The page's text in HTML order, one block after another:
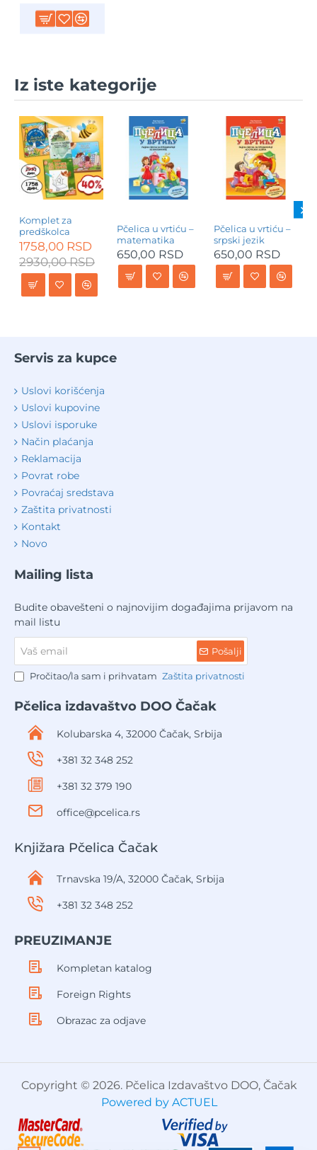
Iz iste kategorije
Komplet za
predškolca
1758,00 RSD
2930,00 RSD
Pčelica u vrtiću –
matematika
650,00 RSD
Pčelica u vrtiću –
srpski jezik
650,00 RSD
Servis za kupce
Uslovi korišćenja
Uslovi kupovine
Uslovi isporuke
Način plaćanja
Reklamacija
Povrat robe
Povraćaj sredstava
Zaštita privatnosti
Kontakt
Novo
Mailing lista
Budite obavešteni o najnovijim događajima prijavom na
mail listu
email
Pošalji
Pročitao/la sam i prihvatam Zaštita privatnosti
Pčelica izdavaštvo DOO Čačak
Kolubarska 4, 32000 Čačak, Srbija
+381 32 348 252
+381 32 379 190
office@pcelica.rs
Knjižara Pčelica Čačak
Trnavska 19/A, 32000 Čačak, Srbija
+381 32 348 252
PREUZIMANJE
Kompletan katalog
Foreign Rights
Obrazac za odjave
Copyright © 2026. Pčelica Izdavaštvo DOO, Čačak
Powered by ACTUEL